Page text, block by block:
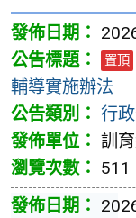
置頂
輔導實施辦法
行
訓
511